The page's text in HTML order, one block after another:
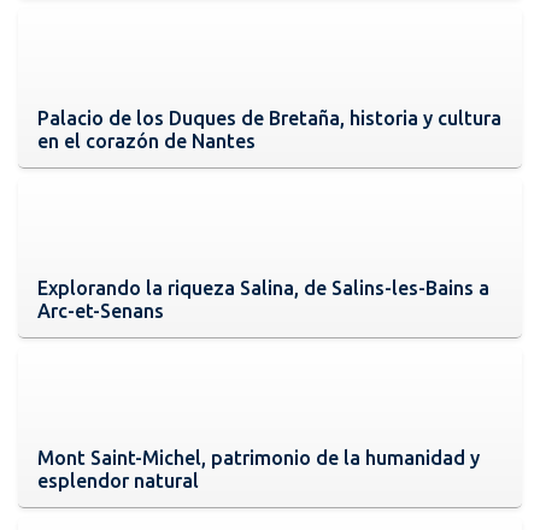
Palacio de los Duques de Bretaña, historia y cultura
en el corazón de Nantes
Explorando la riqueza Salina, de Salins-les-Bains a
Arc-et-Senans
Mont Saint-Michel, patrimonio de la humanidad y
esplendor natural